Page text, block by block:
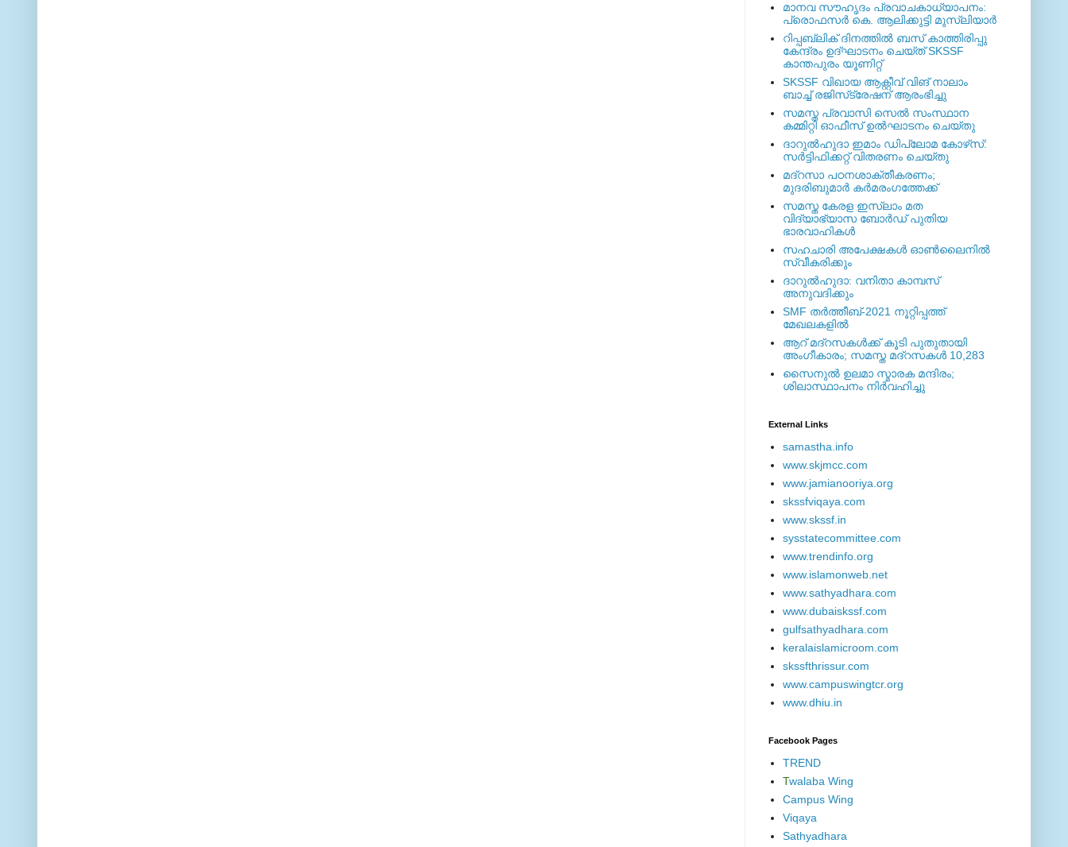
മാനവ സൗഹൃദം പ്രവാചകാധ്യാപനം:
പ്രൊഫസർ കെ. ആലിക്കുട്ടി മുസ്ലിയാർ
റിപ്പബ്ലിക് ദിനത്തില്‍ ബസ് കാത്തിരിപ്പു
കേന്ദ്രം ഉദ്ഘാടനം ചെയ്ത്‌ SKSSF
കാന്തപുരം യൂണിറ്റ്
SKSSF വിഖായ ആക്റ്റീവ് വിങ് നാലാം
ബാച്ച് രജിസ്‌ട്രേഷന് ആരംഭിച്ചു
സമസ്ത പ്രവാസി സെല്‍ സംസ്ഥാന
കമ്മിറ്റി ഓഫീസ് ഉല്‍ഘാടനം ചെയ്തു
ദാറുല്‍ഹുദാ ഇമാം ഡിപ്ലോമ കോഴ്‌സ്:
സര്‍ട്ടിഫിക്കറ്റ് വിതരണം ചെയ്തു
മദ്‌റസാ പഠനശാക്തീകരണം;
മുദരിബുമാര്‍ കര്‍മരംഗത്തേക്ക്
സമസ്ത കേരള ഇസ്ലാം മത
വിദ്യാഭ്യാസ ബോര്‍ഡ് പുതിയ
ഭാരവാഹികള്‍
സഹചാരി അപേക്ഷകൾ ഓൺലൈനിൽ
സ്വീകരിക്കും
ദാറുല്‍ഹുദാ: വനിതാ കാമ്പസ്
അനുവദിക്കും
SMF തര്‍ത്തീബ്-2021 നൂറ്റിപ്പത്ത്
മേഖലകളില്‍
ആറ് മദ്റസകള്‍ക്ക് കൂടി പുതുതായി
അംഗീകാരം; സമസ്ത മദ്റസകള്‍ 10,283
സൈനുല്‍ ഉലമാ സ്മാരക മന്ദിരം;
ശിലാസ്ഥാപനം നിര്‍വഹിച്ചു
External ‎Links
samastha.info
www.skjmcc.com
www.jamianooriya.org
skssfviqaya.com
www.skssf.in
sysstatecommittee.com
www.trendinfo.org
www.islamonweb.net
www.sathyadhara.com
www.dubaiskssf.com
gulfsathyadhara.com
keralaislamicroom.com
skssfthrissur.com
www.campuswingtcr.org
www.dhiu.in
Facebook Pages
TREND
Twalaba Wing
Campus Wing
Viqaya
Sathyadhara